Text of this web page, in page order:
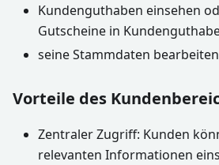
Kundenguthaben einsehen
Gutscheine in
seine Stammdaten bearbeiten
Vorteile des
Zentraler Zugriff: Kunden
relevanten Informationen